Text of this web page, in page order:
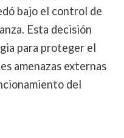
bajo el control de
Esta decisión
para proteger el
amenazas externas
del